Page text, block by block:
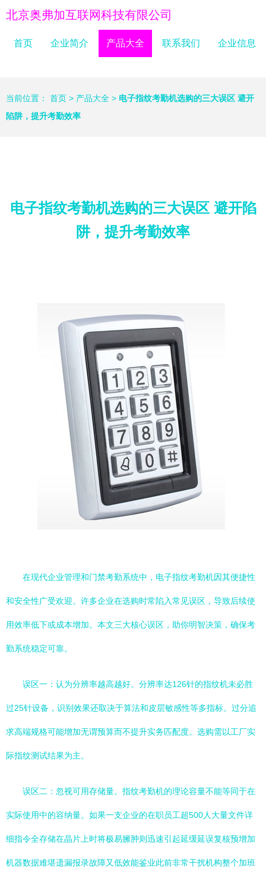
北京奥弗加互联网科技有限公司
首页 企业简介 产品大全 联系我们 企业信息
当前位置： 首页 > 产品大全 > 电子指纹考勤机选购的三大误区 避开
陷阱，提升考勤效率
电子指纹考勤机选购的三大误区 避开陷
阱，提升考勤效率
在现代企业管理和门禁考勤系统中，电子指纹考勤机因其便捷性
和安全性广受欢迎。许多企业在选购时常陷入常见误区，导致后续使
用效率低下或成本增加。本文三大核心误区，助你明智决策，确保考
勤系统稳定可靠。
误区一：认为分辨率越高越好。分辨率达126针的指纹机未必胜
过25针设备，识别效果还取决于算法和皮层敏感性等多指标。过分追
求高端规格可能增加无谓预算而不提升实务匹配度。选购需以工厂实
际指纹测试结果为主。
误区二：忽视可用存储量。指纹考勤机的理论容量不能等同于在
实际使用中的容纳量。如果一支企业的在职员工超500人大量文件详
细指令全存储在晶片上时将极易臃肿则迅速引起延缓延误复核预增加
机器数据难堪遗漏报录故障又低效能鉴业此前非常干扰机构整个加班